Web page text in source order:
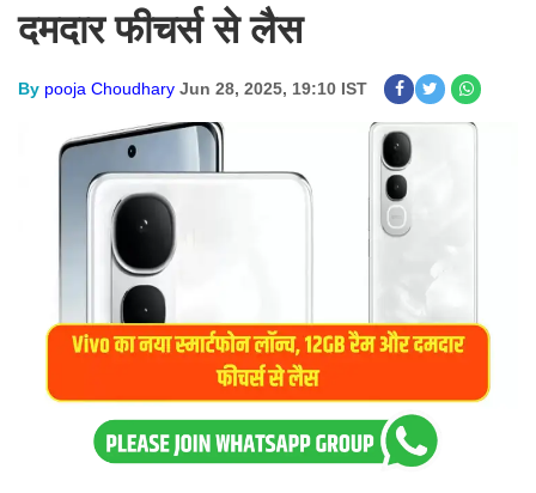
दमदार फीचर्स से लैस
By pooja Choudhary Jun 28, 2025, 19:10 IST